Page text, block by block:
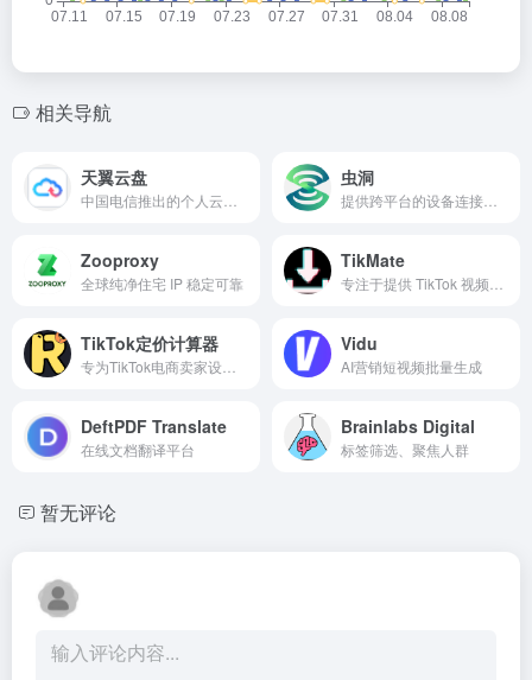
相关导航
天翼云盘 虫洞
Zooproxy
全球纯净住宅 IP 稳定可靠
TikMate
TikTok定价计算器 Vidu
AI营销短视频批量生成
DeftPDF Translate
在线文档翻译平台
Brainlabs Digital
标签筛选、聚焦人群
暂无评论